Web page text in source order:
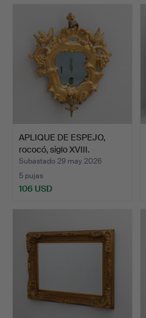
APLIQUE DE ESPEJO,
rococó, siglo XVIII.
Subastado 29 may 2026
5 pujas
106 USD